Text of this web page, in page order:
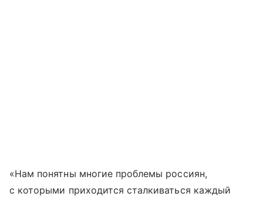
«Нам понятны многие проблемы россиян,
с которыми приходится сталкиваться каждый